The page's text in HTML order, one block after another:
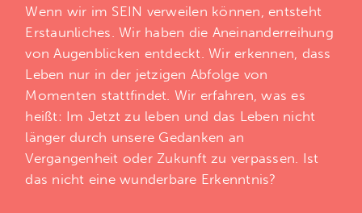
Wenn wir im SEIN verweilen können, entsteht
Erstaunliches. Wir haben die Aneinanderreihung
von Augenblicken entdeckt. Wir erkennen, dass
Leben nur in der jetzigen Abfolge von
Momenten stattfindet. Wir erfahren, was es
heißt: Im Jetzt zu leben und das Leben nicht
länger durch unsere Gedanken an
Vergangenheit oder Zukunft zu verpassen. Ist
das nicht eine wunderbare Erkenntnis?